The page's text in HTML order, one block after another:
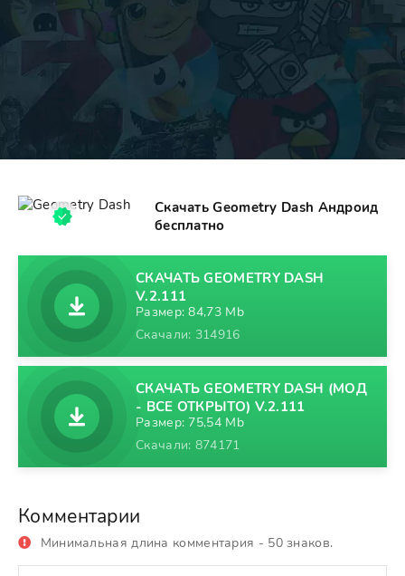
Скачать Geometry Dash Андроид
бесплатно
СКАЧАТЬ GEOMETRY DASH
V.2.111
Размер: 84,73 Mb
Скачали: 314916
СКАЧАТЬ GEOMETRY DASH (МОД
- ВСЕ ОТКРЫТО) V.2.111
Размер: 75,54 Mb
Скачали: 874171
Комментарии
Минимальная длина комментария - 50 знаков.